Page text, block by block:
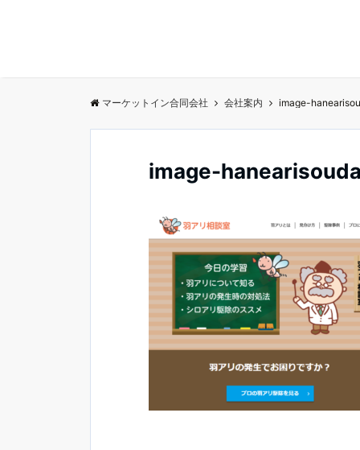
マーケットイン合同会社 会社案内 image-
image-